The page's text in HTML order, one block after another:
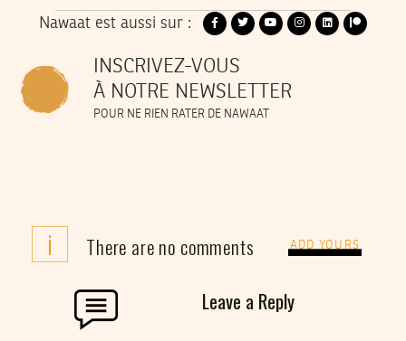
Nawaat est aussi sur :
INSCRIVEZ-VOUS
À NOTRE NEWSLETTER
POUR NE RIEN RATER DE NAWAAT
i There are no comments ADD YOURS
Leave a Reply